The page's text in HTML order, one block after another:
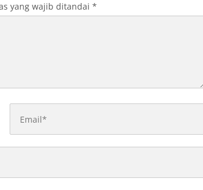
yang wajib ditandai *